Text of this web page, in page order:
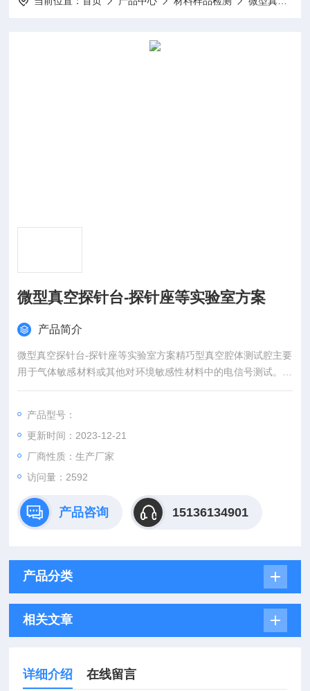
微型真空探针台-探针座等实验室方案
产品简介
微型真空探针台-探针座等实验室方案精巧型真空腔体测试腔主要
用于气体敏感材料或其他对环境敏感性材料中的电信号测试。测
试腔体内部装有不锈钢加热承载台，台面为φ30，台面最高可升
合微小未封装的叉指电极等传感器测试。
产品型号：
更新时间：2023-12-21
厂商性质：生产厂家
访问量：2592
产品咨询 15136134901
产品分类
相关文章
详细介绍 在线留言